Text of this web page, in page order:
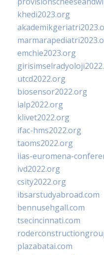
khedi2023.org
emchie2023.org
utcd2022.org
biosensor2022.org
ialp2022.org
klivet2022.org
ifac-hms2022.org
taoms2022.org
iias-euromena-
ivd2022.org
csity2022.org
ibsarstudyabroad.com
bennusehgall.com
tsecincinnati.com
plazabatai.com